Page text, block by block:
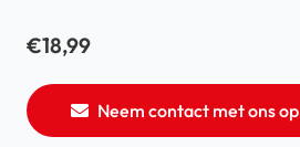
€18,99
Neem contact met ons op